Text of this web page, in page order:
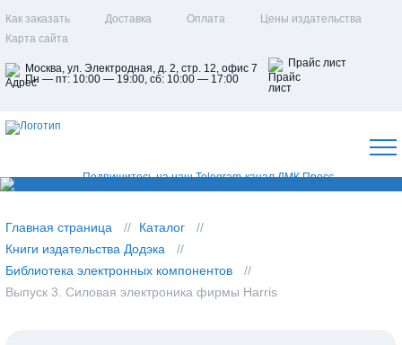
Как заказать Доставка Оплата
Цены издательства
Карта сайта
Москва, ул. Электродная, д. 2, стр. 12, офис 7
Пн — пт: 10:00 — 19:00, сб: 10:00 — 17:00
Прайс лист
Главная страница
Каталог
Книги издательства Додэка
Библиотека электронных компонентов
Выпуск 3. Силовая электроника фирмы Harris